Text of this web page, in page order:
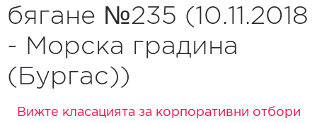
бягане №235 (10.11.2018
- Морска градина
(Бургас))
Вижте класацията за корпоративни отбори